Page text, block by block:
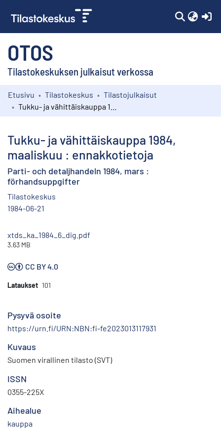
OTOS
Tilastokeskuksen julkaisut verkossa
Kokoelmat
Etusivu Tilastokeskus
Tilastojulkaisut
Tukku- ja vähittäiskauppa 1984,
maaliskuu : ennakkotietoja
Parti- och detaljhandeln 1984, mars :
förhandsuppgifter
Tilastokeskus
1984-06-21
xtds_ka_1984_6_dig.pdf
3.63 MB
CC BY 4.0
Lataukset 101
Pysyvä osoite
https://urn.fi/URN:NBN:fi-fe2023013117931
Kuvaus
Suomen virallinen tilasto (SVT)
ISSN
0355-225X
Aihealue
kauppa